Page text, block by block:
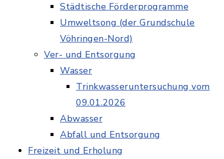
Städtische Förderprogramme
Umweltsong (der Grundschule
Vöhringen-Nord)
Ver- und Entsorgung
Wasser
Trinkwasseruntersuchung vom
09.01.2026
Abwasser
Abfall und Entsorgung
Freizeit und Erholung